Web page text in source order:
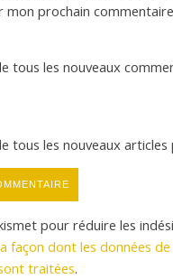
mon prochain
tous les nouveaux
tous les nouveaux articles
pour réduire les
façon dont les données de
traitées.